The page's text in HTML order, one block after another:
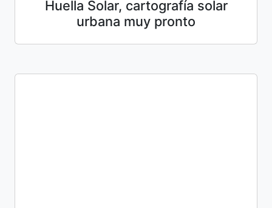
Huella Solar, cartografía solar
urbana muy pronto